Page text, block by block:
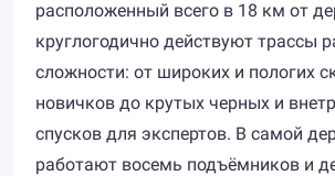
расположенный всего в 18 км от
круглогодично действуют трассы
сложности: от широких и пологих
новичков до крутых черных и
спусков для экспертов. В самой
работают восемь подъёмников и